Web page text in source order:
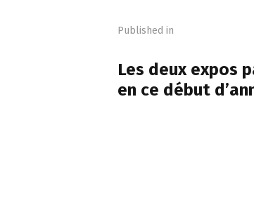
de
Published in
Les deux expos
en ce début